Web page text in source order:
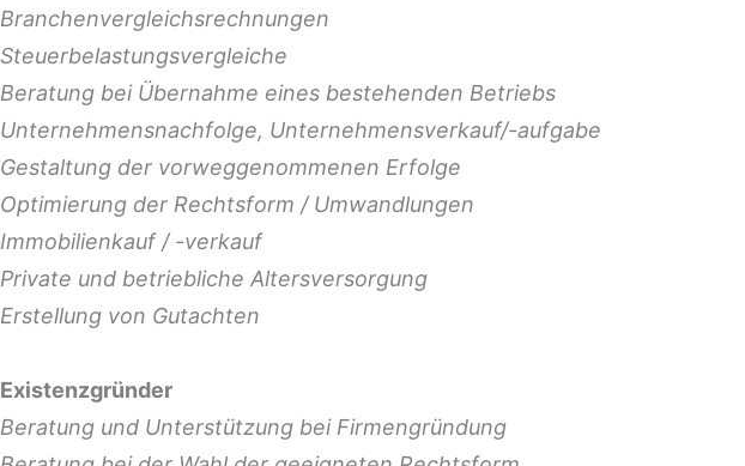
Branchenvergleichsrechnungen
Steuerbelastungsvergleiche
Beratung bei Übernahme eines bestehenden Betriebs
Unternehmensnachfolge, Unternehmensverkauf/-aufgabe
Gestaltung der vorweggenommenen Erfolge
Optimierung der Rechtsform / Umwandlungen
Immobilienkauf / -verkauf
Private und betriebliche Altersversorgung
Erstellung von Gutachten
Existenzgründer
Beratung und Unterstützung bei Firmengründung